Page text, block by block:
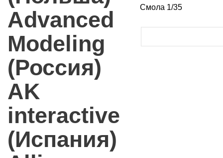
Advanced
Modeling
(Россия)
AK
interactive
(Испания)
Смола 1/35